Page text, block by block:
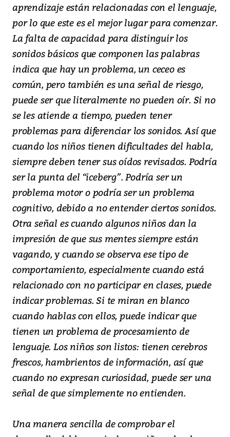
aprendizaje están relacionadas con el lenguaje,
por lo que este es el mejor lugar para comenzar.
La falta de capacidad para distinguir los
sonidos básicos que componen las palabras
indica que hay un problema, un ceceo es
común, pero también es una señal de riesgo,
puede ser que literalmente no pueden oír. Si no
se les atiende a tiempo, pueden tener
problemas para diferenciar los sonidos. Así que
cuando los niños tienen dificultades del habla,
siempre deben tener sus oídos revisados. Podría
ser la punta del “iceberg”. Podría ser un
problema motor o podría ser un problema
cognitivo, debido a no entender ciertos sonidos.
Otra señal es cuando algunos niños dan la
impresión de que sus mentes siempre están
vagando, y cuando se observa ese tipo de
comportamiento, especialmente cuando está
relacionado con no participar en clases, puede
indicar problemas. Si te miran en blanco
cuando hablas con ellos, puede indicar que
tienen un problema de procesamiento de
lenguaje. Los niños son listos: tienen cerebros
frescos, hambrientos de información, así que
cuando no expresan curiosidad, puede ser una
señal de que simplemente no entienden.
Una manera sencilla de comprobar el